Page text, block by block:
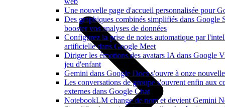
Une nouvelle page d'accueil personnalisée pour
Des graphiques combinés simplifiés dans Google
booster vos analyses de données
Configurez la prise de notes automatique par
artificielle dans Google Meet
Diriger les émotions des avatars IA dans Google
jeu d'enfant
Gemini dans Google Docs s'ouvre à onze
Les conversations de groupe s'ouvrent enfin aux
externes dans Google Chat
NotebookLM change de nom et devient Gemini